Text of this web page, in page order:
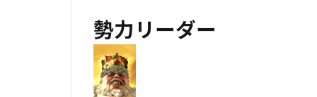
勢力リーダー